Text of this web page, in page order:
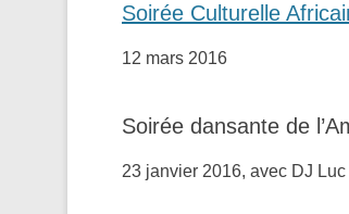
Soirée Culturelle
12 mars 2016
Soirée dansante de
23 janvier 2016, avec DJ Luc